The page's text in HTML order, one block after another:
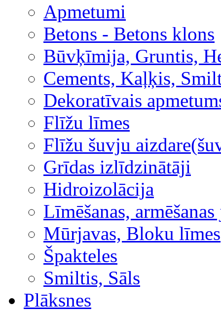
Apmetumi
Betons - Betons klons
Būvķīmija, Gruntis,
Cements, Kaļķis,
Dekoratīvais
Flīžu līmes
Flīžu šuvju
Grīdas izlīdzinātāji
Hidroizolācija
Līmēšanas, armēšanas
Mūrjavas, Bloku līmes
Špakteles
Smiltis, Sāls
Plāksnes